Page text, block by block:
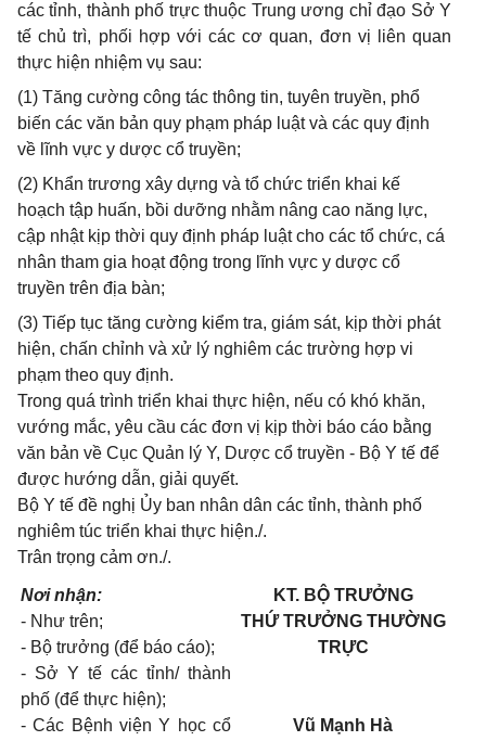
các tỉnh, thành phố trực thuộc Trung ương chỉ đạo Sở Y
tế chủ trì, phối hợp với các cơ quan, đơn vị liên quan
thực hiện nhiệm vụ sau:
(1) Tăng cường công tác thông tin, tuyên truyền, phổ
biến các văn bản quy phạm pháp luật và các quy định
về lĩnh vực y dược cổ truyền;
(2) Khẩn trương xây dựng và tổ chức triển khai kế
hoạch tập huấn, bồi dưỡng nhằm nâng cao năng lực,
cập nhật kịp thời quy định pháp luật cho các tổ chức, cá
nhân tham gia hoạt động trong lĩnh vực y dược cổ
truyền trên địa bàn;
(3) Tiếp tục tăng cường kiểm tra, giám sát, kịp thời phát
hiện, chấn chỉnh và xử lý nghiêm các trường hợp vi
phạm theo quy định.
Trong quá trình triển khai thực hiện, nếu có khó khăn,
vướng mắc, yêu cầu các đơn vị kịp thời báo cáo bằng
văn bản về Cục Quản lý Y, Dược cổ truyền - Bộ Y tế để
được hướng dẫn, giải quyết.
Bộ Y tế đề nghị Ủy ban nhân dân các tỉnh, thành phố
nghiêm túc triển khai thực hiện./.
Trân trọng cảm ơn./.
Nơi nhận:
- Như trên;
- Bộ trưởng (để báo cáo);
- Sở Y tế các tỉnh/ thành
phố (để thực hiện);
-Các Bệnh viện Y học cổ
KT. BỘ TRƯỞNG
THỨ TRƯỞNG THƯỜNG
TRỰC
Vũ Mạnh Hà